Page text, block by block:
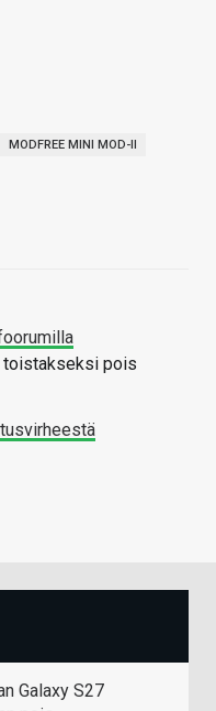
MODFREE MINI MOD-II
toistakseksi pois
Galaxy S27